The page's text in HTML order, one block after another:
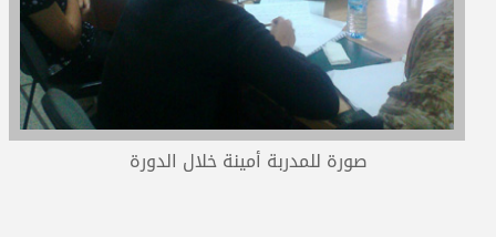
صورة للمدربة أمينة خلال الدورة